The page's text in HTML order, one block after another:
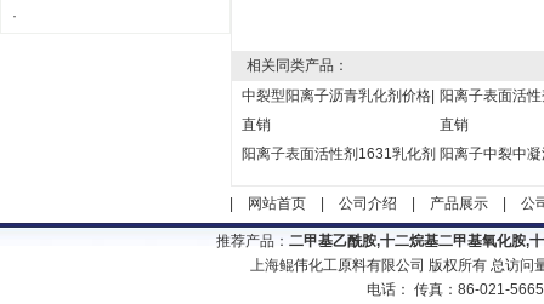
·
相关同类产品：
中裂型阳离子沥青乳化剂价格|
直销
阳离子表面活
直销
阳离子表面活性剂1631乳化剂 阳离子中裂中
网站首页| 公司介绍 产品展示| 公
推荐产品： 二甲基乙酰胺,十二烷基二甲基氧化胺,
上海鲲伟化工原料有限公司 版权所有 总访问
电话： 传真：86-021-